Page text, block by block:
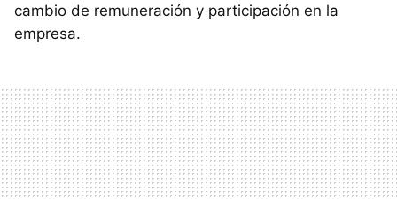
cambio de remuneración y participación en la
empresa.